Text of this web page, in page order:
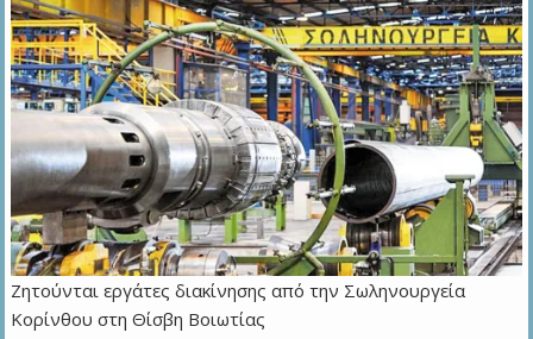
Ζητούνται εργάτες διακίνησης από την Σωληνουργεία
Κορίνθου στη Θίσβη Βοιωτίας